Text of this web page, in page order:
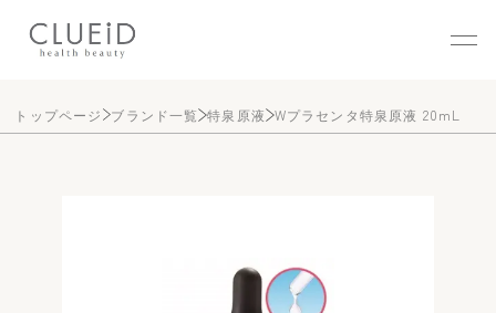
トップページ ブランド一覧 特泉原液 Wプラセンタ特泉原液 20mL